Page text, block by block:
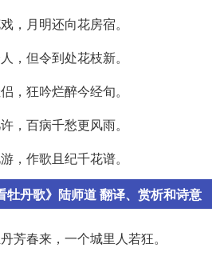
，月明还向花房宿。
，但令到处花枝新。
，狂吟烂醉今经旬。
，百病千愁更风雨。
，作歌且纪千花谱。
牡丹歌》陆师道 翻译、赏析和诗意
芳春来，一个城里人若狂。